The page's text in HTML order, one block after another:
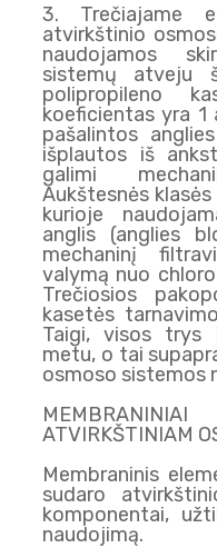
3. Trečiajame
atvirkštinio
naudojamos
sistemų atveju
polipropileno
koeficientas yra 1
pašalintos
išplautos iš
galimi
Aukštesnės
kurioje
anglis (anglies
mechaninį
valymą nuo
Trečiosios
kasetės
Taigi, visos trys
metu, o tai
osmoso sistemos
MEMBRANINIAI
ATVIRKŠTINIAM
Membraninis
sudaro
komponentai,
naudojimą.